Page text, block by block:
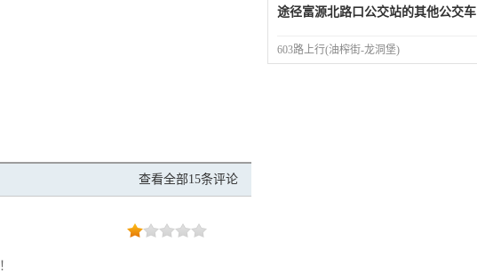
查看全部15条评论
途径富源北路口公交站的其他公交车
603路上行(油榨街-龙洞堡)